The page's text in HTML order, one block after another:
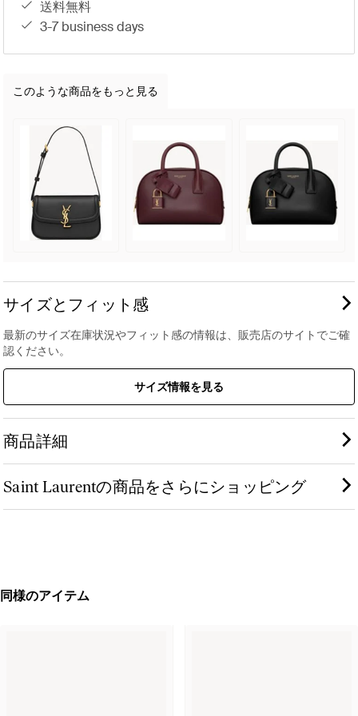
送料無料
3-7 business days
このような商品をもっと見る
サイズとフィット感
最新のサイズ在庫状況やフィット感の情報は、販売店のサイトでご確
認ください。
サイズ情報を見る
商品詳細
Saint Laurentの商品をさらにショッピング
同様のアイテム